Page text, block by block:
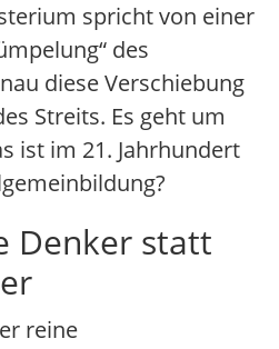
spricht von einer
des
diese Verschiebung
Streits. Es geht um
ist im 21. Jahrhundert
Denker statt
reine